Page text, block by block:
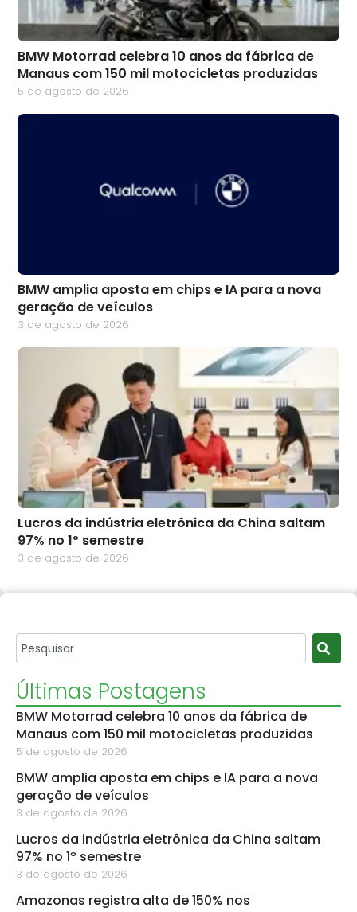
BMW Motorrad celebra 10 anos da fábrica de
Manaus com 150 mil motocicletas produzidas
5 de agosto de 2026
BMW amplia aposta em chips e IA para a nova
geração de veículos
3 de agosto de 2026
Lucros da indústria eletrônica da China saltam
97% no 1º semestre
3 de agosto de 2026
Últimas Postagens
BMW Motorrad celebra 10 anos da fábrica de
Manaus com 150 mil motocicletas produzidas
5 de agosto de 2026
BMW amplia aposta em chips e IA para a nova
geração de veículos
3 de agosto de 2026
Lucros da indústria eletrônica da China saltam
97% no 1º semestre
3 de agosto de 2026
Amazonas registra alta de 150% nos